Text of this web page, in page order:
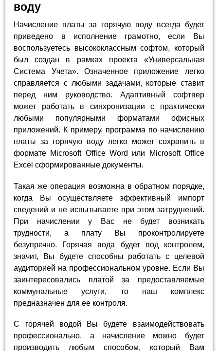
воду
Начисление платы за горячую воду всегда будет
приведено в исполнение грамотно, если Вы
воспользуетесь высококлассным софтом, который
был создан в рамках проекта «Универсальная
Система Учета». Означенное приложение легко
справляется с любыми задачами, которые ставит
перед ним руководство. Адаптивный софтвер
может работать в синхронизации с практически
любыми популярными форматами офисных
приложений. К примеру, программа по начислению
платы за горячую воду легко может сохранить в
формате Microsoft Office Word или Microsoft Office
Excel сформированные документы.
Такая же операция возможна в обратном порядке,
когда Вы осуществляете эффективный импорт
сведений и не испытываете при этом затруднений.
При начислении у Вас не будет возникать
трудности, а плату Вы проконтролируете
безупречно. Горячая вода будет под контролем,
значит, Вы будете способны работать с целевой
аудиторией на профессиональном уровне. Если Вы
заинтересовались платой за предоставляемые
коммунальные услуги, то наш комплекс
предназначен для ее контроля.
С горячей водой Вы будете взаимодействовать
профессионально, а начисление можно будет
производить любым способом, который Вам